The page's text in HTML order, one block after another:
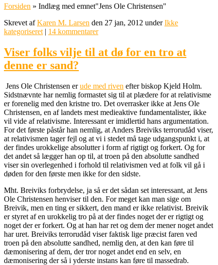
Forsiden » Indlæg med emnet"Jens Ole Christensen"
Skrevet afKaren M. Larsen den 27 jan, 2012 underIkke
kategoriseret | 14 kommentarer
Viser folks vilje til at dø for en tro at
denne er sand?
Jens Ole Christensen erude med riven efter biskop Kjeld Holm.
Sidstnævnte har nemlig formastet sig til at plædere for at relativisme
er forenelig med den kristne tro. Det overrasker ikke at Jens Ole
Christensen, en af landets mest medieaktive fundamentalister, ikke
vil vide af relativisme. Interessant er imidlertid hans argumentation.
For det første påstår han nemlig, at Anders Breiviks terrorudåd viser,
at relativismen tager fejl og at vi i stedet må tage udgangspunkt i, at
der findes urokkelige absolutter i form af rigtigt og forkert. Og for
det andet så lægger han op til, at troen på den absolutte sandhed
viser sin overlegenhed i forhold til relativismen ved at folk vil gå i
døden for den første men ikke for den sidste.
Mht. Breiviks forbrydelse, ja så er det sådan set interessant, at Jens
Ole Christensen henviser til den. For meget kan man sige om
Breivik, men en ting er sikkert, den mand er ikke relativist. Breivik
er styret af en urokkelig tro på at der findes noget der er rigtigt og
noget der er forkert. Og at han har ret og dem der mener noget andet
har uret. Breiviks terrorudåd viser faktisk lige præcist faren ved
troen på den absolutte sandhed, nemlig den, at den kan føre til
dæmonisering af dem, der tror noget andet end en selv, en
dæmonisering der så i yderste instans kan føre til massedrab.